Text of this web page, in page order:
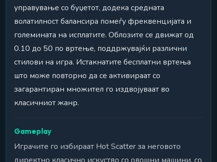
управување со буџетот, додека средната
волатилност балансира помеѓу фреквенцијата и
големината на исплатите. Облозите се движат од
0.10 до 50 по вртење, поддржувајќи различни
стилови на игра. Истакнатите бесплатни вртења
што може повторно да се активираат со
загарантиран множител го издвојуваат во
класичниот жанр.
Gameplay
Играчите го избираат Hot Scatter за неговото